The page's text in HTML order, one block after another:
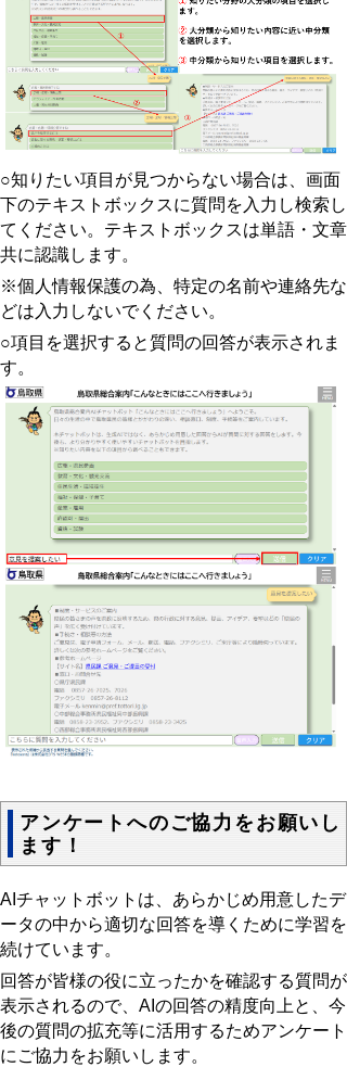
○知りたい項目が見つからない場合は、画面
下のテキストボックスに質問を入力し検索し
てください。テキストボックスは単語・文章
共に認識します。
※個人情報保護の為、特定の名前や連絡先な
どは入力しないでください。
○項目を選択すると質問の回答が表示されま
す。
アンケートへのご協力をお願いし
ます！
AIチャットボットは、あらかじめ用意したデ
ータの中から適切な回答を導くために学習を
続けています。
回答が皆様の役に立ったかを確認する質問が
表示されるので、AIの回答の精度向上と、今
後の質問の拡充等に活用するためアンケート
にご協力をお願いします。